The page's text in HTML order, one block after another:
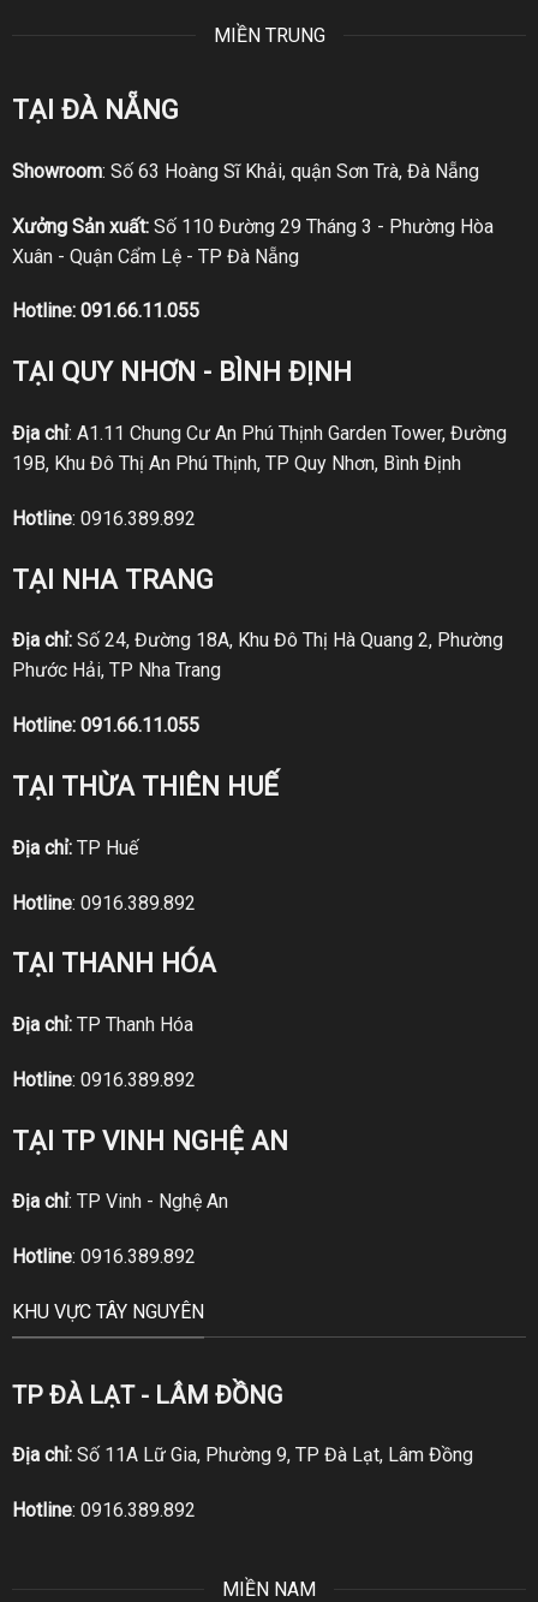
MIỀN TRUNG
TẠI ĐÀ NẴNG
Showroom: Số 63 Hoàng Sĩ Khải, quận Sơn Trà, Đà Nẵng
Xưởng Sản xuất:Số 110 Đường 29 Tháng 3 - Phường Hòa
Xuân - Quận Cẩm Lệ - TP Đà Nẵng
Hotline: 091.66.11.055
TẠI QUY NHƠN - BÌNH ĐỊNH
Địa chỉ: A1.11 Chung Cư An Phú Thịnh Garden Tower, Đường
19B, Khu Đô Thị An Phú Thịnh, TP Quy Nhơn, Bình Định
Hotline: 0916.389.892
TẠI NHA TRANG
Địa chỉ:Số 24, Đường 18A, Khu Đô Thị Hà Quang 2, Phường
Phước Hải, TP Nha Trang
Hotline: 091.66.11.055
TẠI THỪA THIÊN HUẾ
Địa chỉ:TP Huế
Hotline: 0916.389.892
TẠI THANH HÓA
Địa chỉ:TP Thanh Hóa
Hotline: 0916.389.892
TẠI TP VINH NGHỆ AN
Địa chỉ: TP Vinh - Nghệ An
Hotline: 0916.389.892
KHU VỰC TÂY NGUYÊN
TP ĐÀ LẠT - LÂM ĐỒNG
Địa chỉ:Số 11A Lữ Gia, Phường 9, TP Đà Lạt, Lâm Đồng
Hotline: 0916.389.892
MIỀN NAM